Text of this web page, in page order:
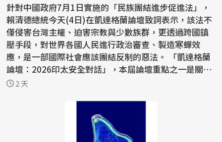
針對中國政府7月1日實施的「民族團結進步促進法」，
賴清德總統今天(4日)在凱達格蘭論壇致詞表示，該法不
僅侵害台灣主權、迫害宗教與少數族群，更透過跨國鎮
壓手段，對世界各國人民進行政治審查、製造寒蟬效
應，是一部國際社會應該團結反制的惡法。 「凱達格蘭
論壇：2026印太安全對話」，本屆論壇重點之一是關切
中國...
2 天